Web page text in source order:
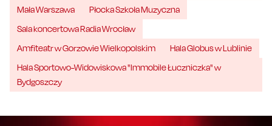
Mała Warszawa
Płocka Szkoła Muzyczna
Sala koncertowa Radia Wrocław
Amfiteatr w Gorzowie Wielkopolskim
Hala Globus w Lublinie
Hala Sportowo-Widowiskowa "Immobile Łuczniczka" w
Bydgoszczy